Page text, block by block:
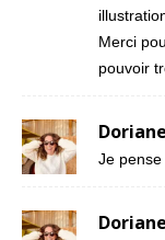
Merci
pouvoir
Doriane
Je
Doriane